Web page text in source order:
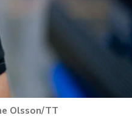
Olsson/TT